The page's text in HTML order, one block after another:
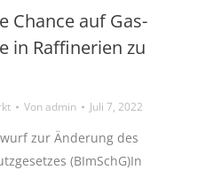
Chance auf Gas-
in Raffinerien zu
Vonadmin Juli 7, 2022
zur Änderung des
(BImSchG)In